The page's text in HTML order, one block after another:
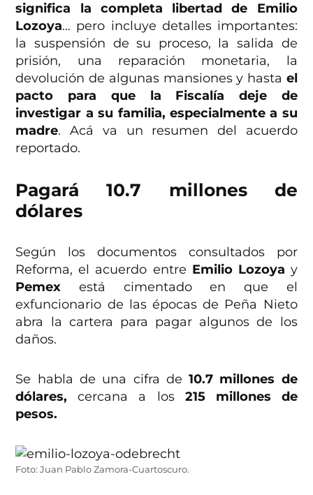
significa la completa libertad de Emilio
Lozoya… pero incluye detalles importantes:
la suspensión de su proceso, la salida de
prisión, una reparación monetaria, la
devolución de algunas mansiones y hasta el
pacto para que la Fiscalía deje de
investigar a su familia, especialmente a su
madre. Acá va un resumen del acuerdo
reportado.
Pagará 10.7 millones de
dólares
Según los documentos consultados por
Reforma, el acuerdo entre Emilio Lozoya y
Pemex está cimentado en que el
exfuncionario de las épocas de Peña Nieto
abra la cartera para pagar algunos de los
daños.
Se habla de una cifra de10.7 millones de
dólares, cercana a los 215 millones de
pesos.
Foto: Juan Pablo Zamora-Cuartoscuro.